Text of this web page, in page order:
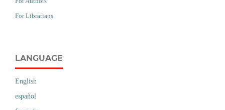
For Librarians
LANGUAGE
English
español